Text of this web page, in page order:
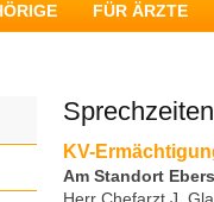
FÜR ÄRZTE
Sprechzeiten
KV-
Am Standort